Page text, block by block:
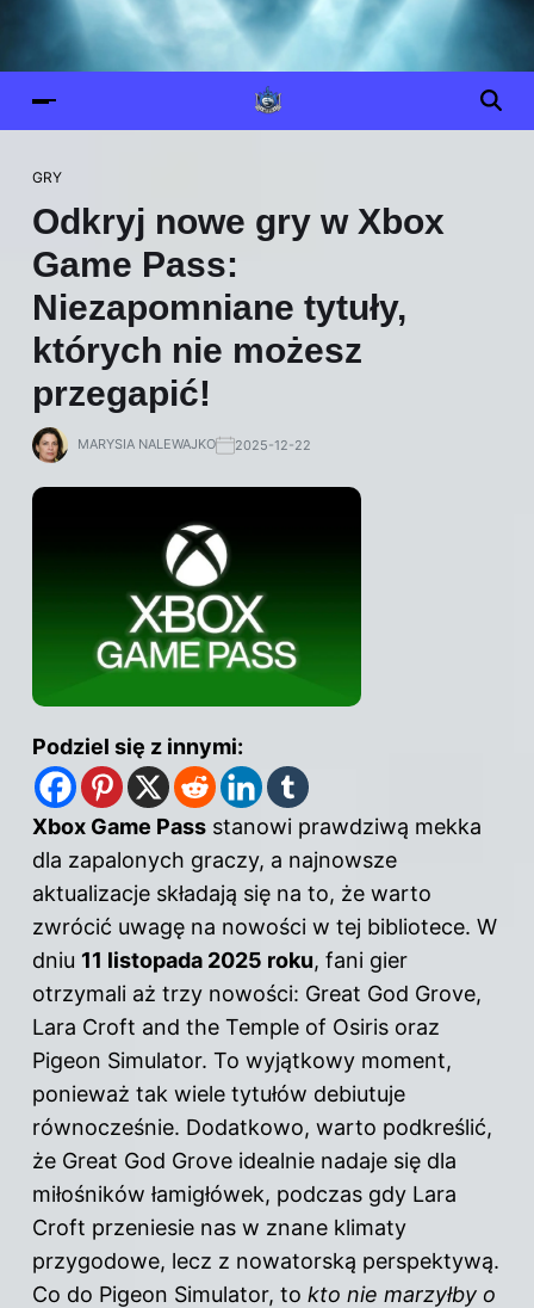
GRY
Odkryj nowe gry w Xbox
Game Pass:
Niezapomniane tytuły,
których nie możesz
przegapić!
MARYSIA NALEWAJKO 2025-12-22
Podziel się z innymi:
Xbox Game Pass stanowi prawdziwą mekka
dla zapalonych graczy, a najnowsze
aktualizacje składają się na to, że warto
zwrócić uwagę na nowości w tej bibliotece. W
dniu 11 listopada 2025 roku, fani gier
otrzymali aż trzy nowości: Great God Grove,
Lara Croft and the Temple of Osiris oraz
Pigeon Simulator. To wyjątkowy moment,
ponieważ tak wiele tytułów debiutuje
równocześnie. Dodatkowo, warto podkreślić,
że Great God Grove idealnie nadaje się dla
miłośników łamigłówek, podczas gdy Lara
Croft przeniesie nas w znane klimaty
przygodowe, lecz z nowatorską perspektywą.
Co do Pigeon Simulator, to kto nie marzyłby o